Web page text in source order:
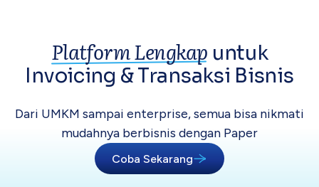
Platform Lengkap untuk
Invoicing &Transaksi Bisnis
Dari UMKM sampai enterprise, semua bisa nikmati
mudahnya berbisnis dengan Paper
Coba Sekarang